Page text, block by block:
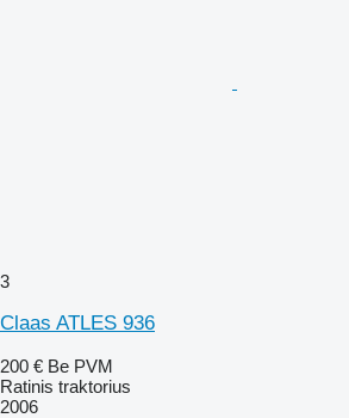
3
Claas ATLES 936
200 € Be PVM
Ratinis traktorius
2006